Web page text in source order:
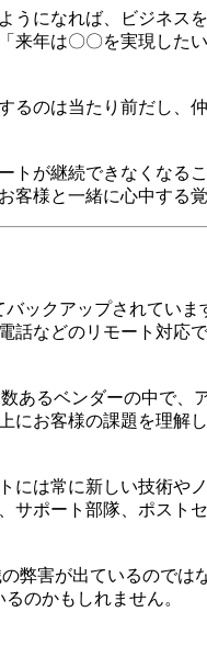
うになれば、ビジネ
来年は〇〇を実現し
るのは当たり前だし
トが継続できなくな
様と一緒に心中する
ックアップされてい
話などのリモート対
あるベンダーの中で
お客様の課題を理
には常に新しい技術
ポート部隊、ポス
弊害が出ているので
のかもしれません。